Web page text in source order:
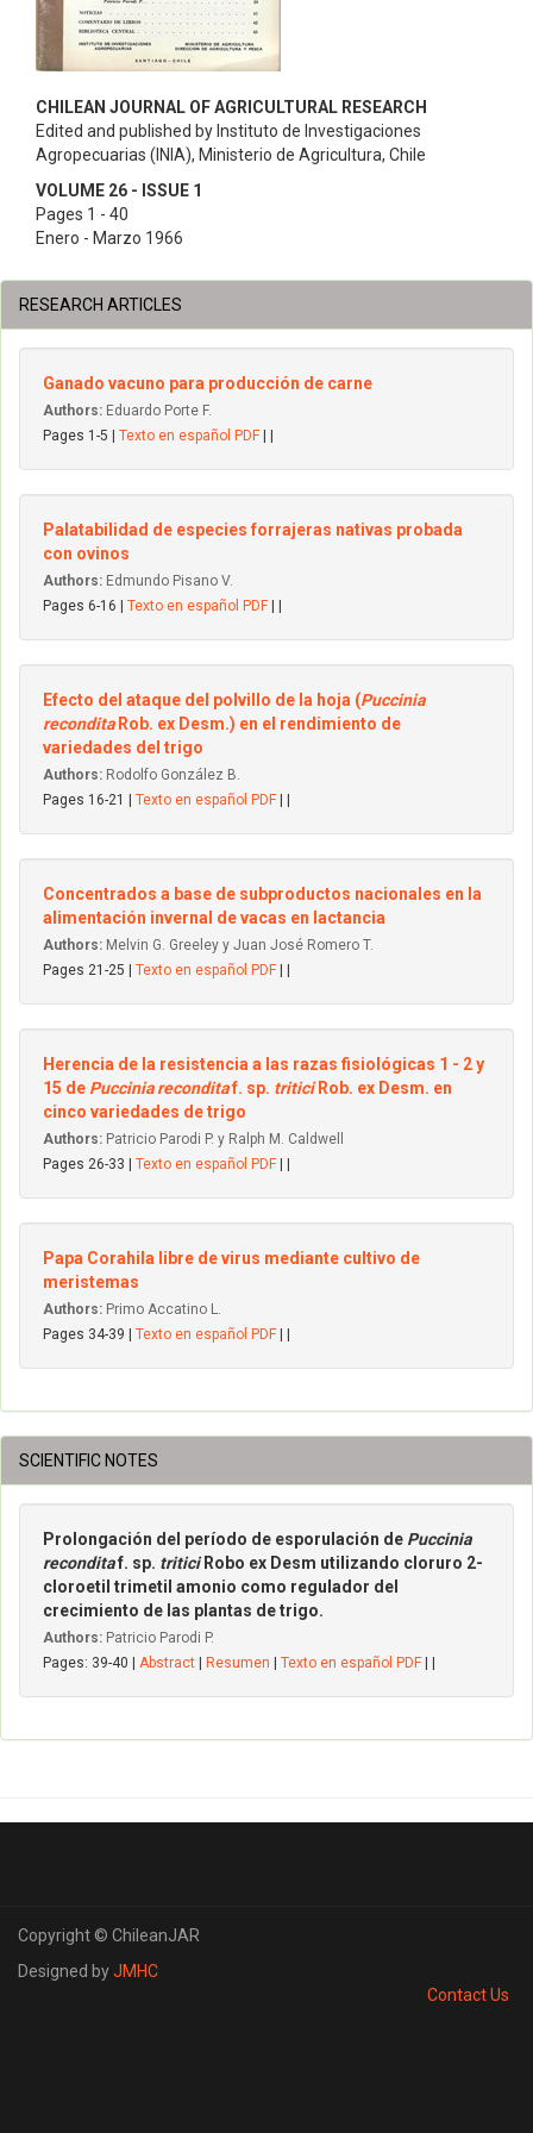
CHILEAN JOURNAL OF AGRICULTURAL RESEARCH
Edited and published by Instituto de Investigaciones
Agropecuarias (INIA), Ministerio de Agricultura, Chile
VOLUME 26 - ISSUE 1
Pages 1 - 40
Enero - Marzo 1966
RESEARCH ARTICLES
Ganado vacuno para producción de carne
Authors: Eduardo Porte F.
Pages 1-5 | Texto en español PDF
Palatabilidad de especies forrajeras nativas probada
con ovinos
Authors: Edmundo Pisano V.
Pages 6-16 | Texto en español PDF
Efecto del ataque del polvillo de la hoja (Puccinia
recondita Rob. ex Desm.) en el rendimiento de
variedades del trigo
Authors: Rodolfo González B.
Pages 16-21 | Texto en español PDF
Concentrados a base de subproductos nacionales en la
alimentación invernal de vacas en lactancia
Authors: Melvin G. Greeley y Juan José Romero T.
Pages 21-25 | Texto en español PDF
Herencia de la resistencia a las razas fisiológicas 1 - 2 y
15 de Puccinia reconditaf. sp. triticiRob. ex Desm. en
cinco variedades de trigo
Authors: Patricio Parodi P. y Ralph M. Caldwell
Pages 26-33 | Texto en español PDF
Papa Corahila libre de virus mediante cultivo de
meristemas
Authors: Primo Accatino L.
Pages 34-39 | Texto en español PDF
SCIENTIFIC NOTES
Prolongación del período de esporulación de Puccinia
reconditaf. sp. triticiRobo ex Desm utilizando cloruro 2-
cloroetil trimetil amonio como regulador del
crecimiento de las plantas de trigo.
Authors: Patricio Parodi P.
Pages: 39-40 | Abstract Resumen Texto en español PDF
Copyright © ChileanJAR
Designed byJMHC
Contact Us